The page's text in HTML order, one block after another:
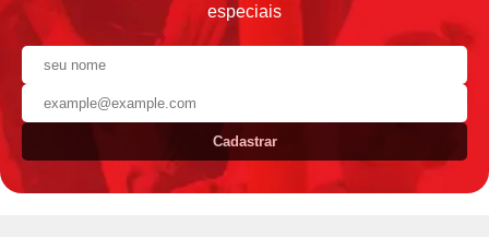
especiais
Cadastrar